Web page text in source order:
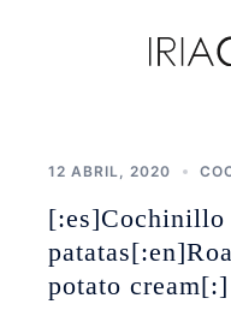
12 ABRIL, 2020
[:es]Cochinillo
potato cream[:]